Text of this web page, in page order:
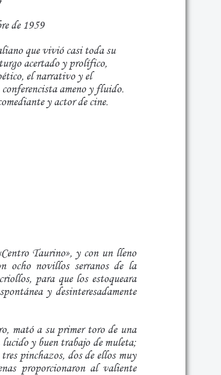
de 1959
que vivió casi toda su
acertado y prolífico,
el narrativo y el
ameno y fluido.
y actor de cine.
Taurino», y con un lleno
ocho novillos serranos de la
para que los estoqueara
y desinteresadamente
mató a su primer toro de una
lucido y buen trabajo de muleta;
pinchazos, dos de ellos muy
proporcionaron al valiente